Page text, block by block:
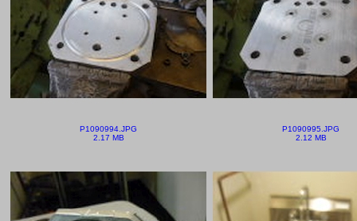
P1090994.JPG
2.17 MB
P1090995.JPG
2.12 MB